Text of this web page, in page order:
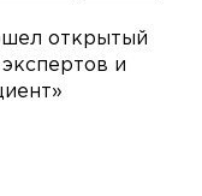
открытый
и